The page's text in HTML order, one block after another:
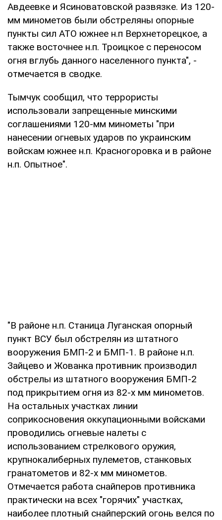
Авдеевке и Ясиноватовской развязке. Из 120-
мм минометов были обстреляны опорные
пункты сил АТО южнее н.п Верхнеторецкое, а
также восточнее н.п. Троицкое с переносом
огня вглубь данного населенного пункта", -
отмечается в сводке.
Тымчук сообщил, что террористы
использовали запрещенные минскими
соглашениями 120-мм минометы "при
нанесении огневых ударов по украинским
войскам южнее н.п. Красногоровка и в районе
н.п. Опытное".
"В районе н.п. Станица Луганская опорный
пункт ВСУ был обстрелян из штатного
вооружения БМП-2 и БМП-1. В районе н.п.
Зайцево и Жованка противник производил
обстрелы из штатного вооружения БМП-2
под прикрытием огня из 82-х мм минометов.
На остальных участках линии
соприкосновения оккупационными войсками
проводились огневые налеты с
использованием стрелкового оружия,
крупнокалиберных пулеметов, станковых
гранатометов и 82-х мм минометов.
Отмечается работа снайперов противника
практически на всех "горячих" участках,
наиболее плотный снайперский огонь велся по